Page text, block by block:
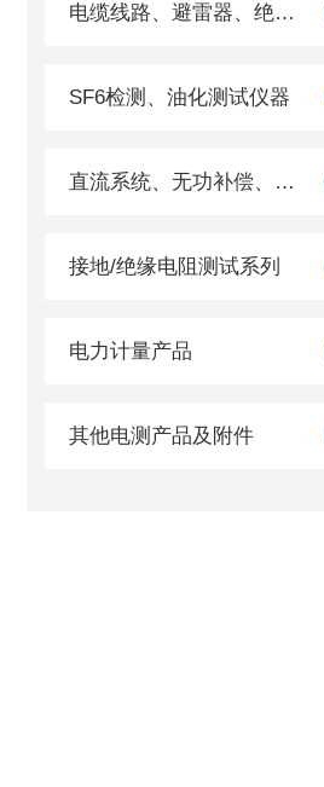
电缆线路、避雷器、绝缘子测试仪器
SF6检测、油化测试仪器
直流系统、无功补偿、电池电机检测仪器
接地/绝缘电阻测试系列
电力计量产品
其他电测产品及附件